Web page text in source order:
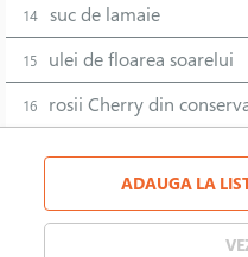
14 suc de lamaie
15 ulei de floarea soarelui
16 rosii Cherry din
ADAUGA LA